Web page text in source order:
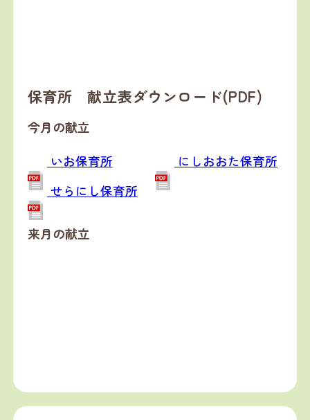
保育所 献立表ダウンロード(PDF)
今月の献立
いお保育所
にしおおた保育所
せらにし保育所
来月の献立